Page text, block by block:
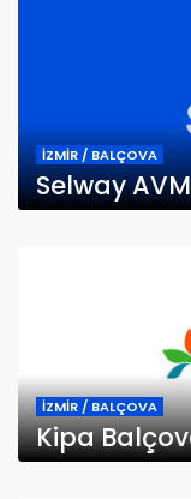
İZMİR / BALÇOVA
Selway
İZMİR / BALÇOVA
Kipa